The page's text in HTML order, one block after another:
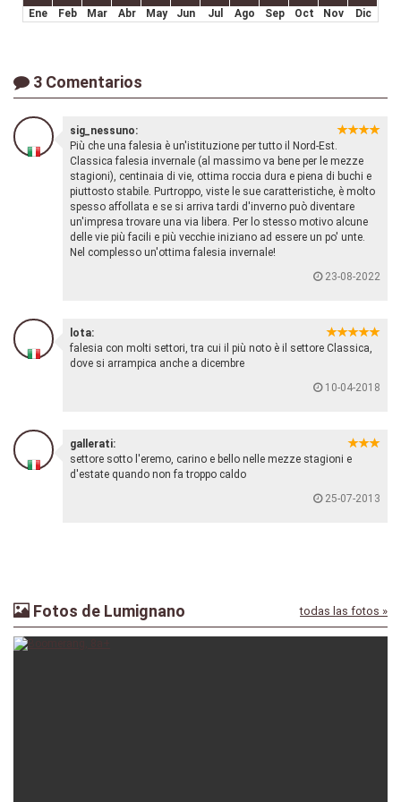
Ene Feb Mar Abr May Jun Jul Ago Sep Oct Nov Dic
3 Comentarios
sig_nessuno:
Più che una falesia è un'istituzione per tutto il Nord-Est.
Classica falesia invernale (al massimo va bene per le mezze
stagioni), centinaia di vie, ottima roccia dura e piena di buchi e
piuttosto stabile. Purtroppo, viste le sue caratteristiche, è molto
spesso affollata e se si arriva tardi d'inverno può diventare
un'impresa trovare una via libera. Per lo stesso motivo alcune
delle vie più facili e più vecchie iniziano ad essere un po' unte.
Nel complesso un'ottima falesia invernale!
23-08-2022
lota:
falesia con molti settori, tra cui il più noto è il settore Classica,
dove si arrampica anche a dicembre
10-04-2018
gallerati:
settore sotto l'eremo, carino e bello nelle mezze stagioni e
d'estate quando non fa troppo caldo
25-07-2013
Fotos de Lumignano todas las fotos »